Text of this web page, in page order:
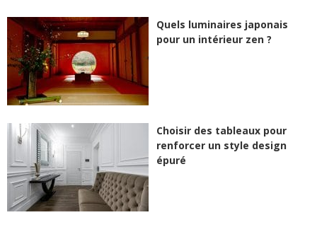
Quels luminaires japonais
pour un intérieur zen ?
Choisir des tableaux pour
renforcer un style design
épuré